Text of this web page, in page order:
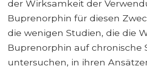
der Wirksamkeit der
Buprenorphin für diesen
die wenigen Studien, die die
Buprenorphin auf chronische
untersuchen, in ihren